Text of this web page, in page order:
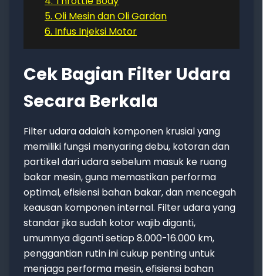
5. Oli Mesin dan Oli Gardan
6. Infus Injeksi Motor
Cek Bagian Filter Udara
Secara Berkala
Filter udara adalah komponen krusial yang
memiliki fungsi menyaring debu, kotoran dan
partikel dari udara sebelum masuk ke ruang
bakar mesin, guna memastikan performa
optimal, efisiensi bahan bakar, dan mencegah
keausan komponen internal. Filter udara yang
standar jika sudah kotor wajib diganti,
umumnya diganti setiap 8.000-16.000 km,
penggantian rutin ini cukup penting untuk
menjaga performa mesin, efisiensi bahan